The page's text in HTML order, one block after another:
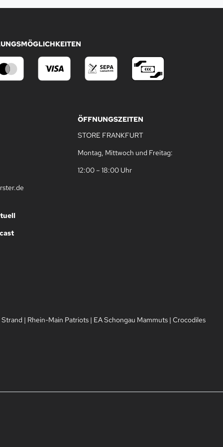
ÖFFNUNGSZEITEN
STORE FRANKFURT
Montag, Mittwoch und Freitag:
12:00 – 18:00 Uhr
| Rhein-Main Patriots | EA Schongau Mammuts | Crocodiles